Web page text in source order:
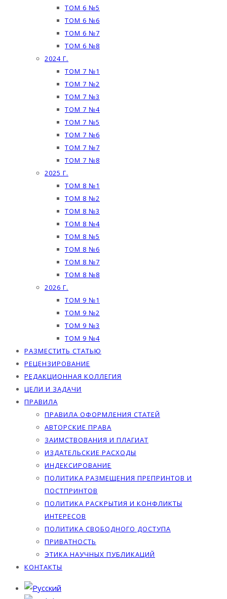
ТОМ 6 №5
ТОМ 6 №6
ТОМ 6 №7
ТОМ 6 №8
2024 Г.
ТОМ 7 №1
ТОМ 7 №2
ТОМ 7 №3
ТОМ 7 №4
ТОМ 7 №5
ТОМ 7 №6
ТОМ 7 №7
ТОМ 7 №8
2025 Г.
ТОМ 8 №1
ТОМ 8 №2
ТОМ 8 №3
ТОМ 8 №4
ТОМ 8 №5
ТОМ 8 №6
ТОМ 8 №7
ТОМ 8 №8
2026 Г.
ТОМ 9 №1
ТОМ 9 №2
ТОМ 9 №3
ТОМ 9 №4
РАЗМЕСТИТЬ СТАТЬЮ
РЕЦЕНЗИРОВАНИЕ
РЕДАКЦИОННАЯ КОЛЛЕГИЯ
ЦЕЛИ И ЗАДАЧИ
ПРАВИЛА
ПРАВИЛА ОФОРМЛЕНИЯ СТАТЕЙ
АВТОРСКИЕ ПРАВА
ЗАИМСТВОВАНИЯ И ПЛАГИАТ
ИЗДАТЕЛЬСКИЕ РАСХОДЫ
ИНДЕКСИРОВАНИЕ
ПОЛИТИКА РАЗМЕЩЕНИЯ ПРЕПРИНТОВ И
ПОСТПРИНТОВ
ПОЛИТИКА РАСКРЫТИЯ И КОНФЛИКТЫ
ИНТЕРЕСОВ
ПОЛИТИКА СВОБОДНОГО ДОСТУПА
ПРИВАТНОСТЬ
ЭТИКА НАУЧНЫХ ПУБЛИКАЦИЙ
КОНТАКТЫ